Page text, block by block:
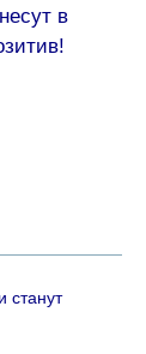
в
станут